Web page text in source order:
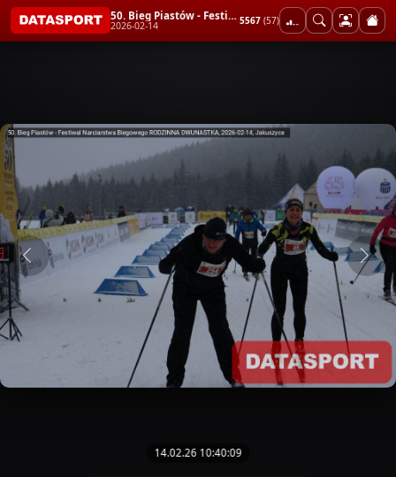
50. Bieg Piastów - Festiwal Narciarstwa Biegowego RODZINNA DWUNASTKA
2026-02-14 5567 (57)
14.02.26 10:40:09